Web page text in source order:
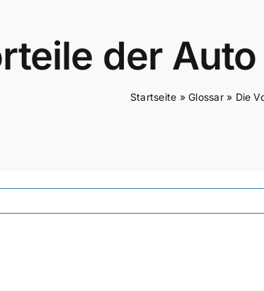
der
Startseite »Glossar» Die